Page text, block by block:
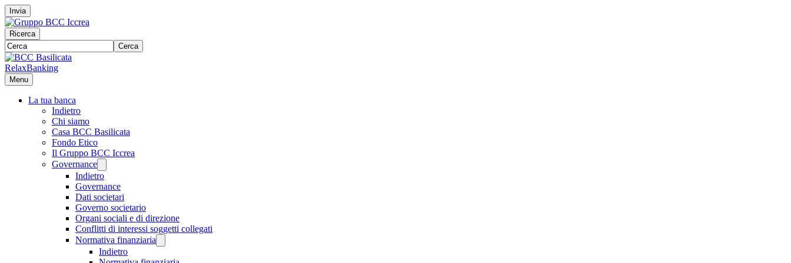
Invia
Ricerca
Cerca
RelaxBanking
Menu
La tua banca
Indietro
Chi siamo
Casa BCC Basilicata
Fondo Etico
Il Gruppo BCC Iccrea
Governance
Indietro
Governance
Dati societari
Governo societario
Organi sociali e di direzione
Conflitti di interessi soggetti collegati
Normativa finanziaria
Indietro